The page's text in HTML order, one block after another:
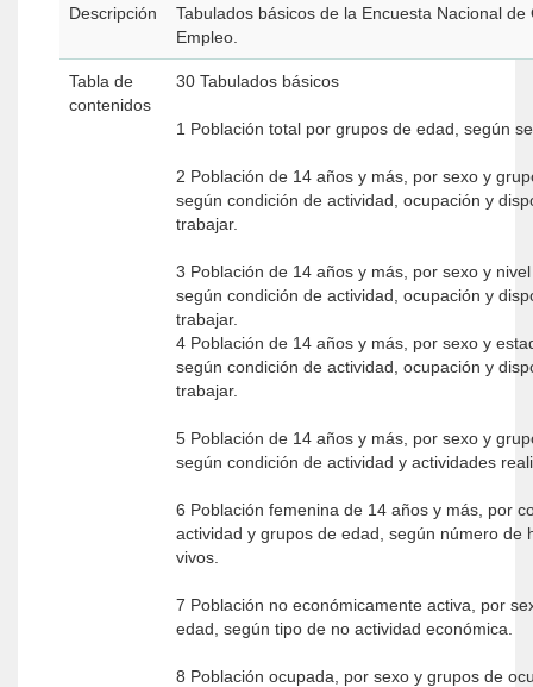
Descripción
Tabulados básicos de la Encuesta Nacional de
Empleo.
Tabla de
contenidos
30 Tabulados básicos
1 Población total por grupos de edad, según
2 Población de 14 años y más, por sexo y
según condición de actividad, ocupación y
trabajar.
3 Población de 14 años y más, por sexo y
según condición de actividad, ocupación y
trabajar.
4 Población de 14 años y más, por sexo y
según condición de actividad, ocupación y
trabajar.
5 Población de 14 años y más, por sexo y
según condición de actividad y actividades
6 Población femenina de 14 años y más, por
actividad y grupos de edad, según número de
vivos.
7 Población no económicamente activa, por sexo y
edad, según tipo de no actividad económica.
8 Población ocupada, por sexo y grupos de